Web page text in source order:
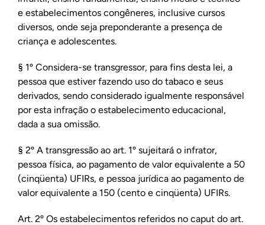
e estabelecimentos congêneres, inclusive cursos
diversos, onde seja preponderante a presença de
criança e adolescentes.
§ 1º Considera-se transgressor, para fins desta lei, a
pessoa que estiver fazendo uso do tabaco e seus
derivados, sendo considerado igualmente responsável
por esta infração o estabelecimento educacional,
dada a sua omissão.
§ 2º A transgressão ao art. 1º sujeitará o infrator,
pessoa física, ao pagamento de valor equivalente a 50
(cinqüenta) UFIRs, e pessoa jurídica ao pagamento de
valor equivalente a 150 (cento e cinqüenta) UFIRs.
Art. 2º Os estabelecimentos referidos no caput do art.